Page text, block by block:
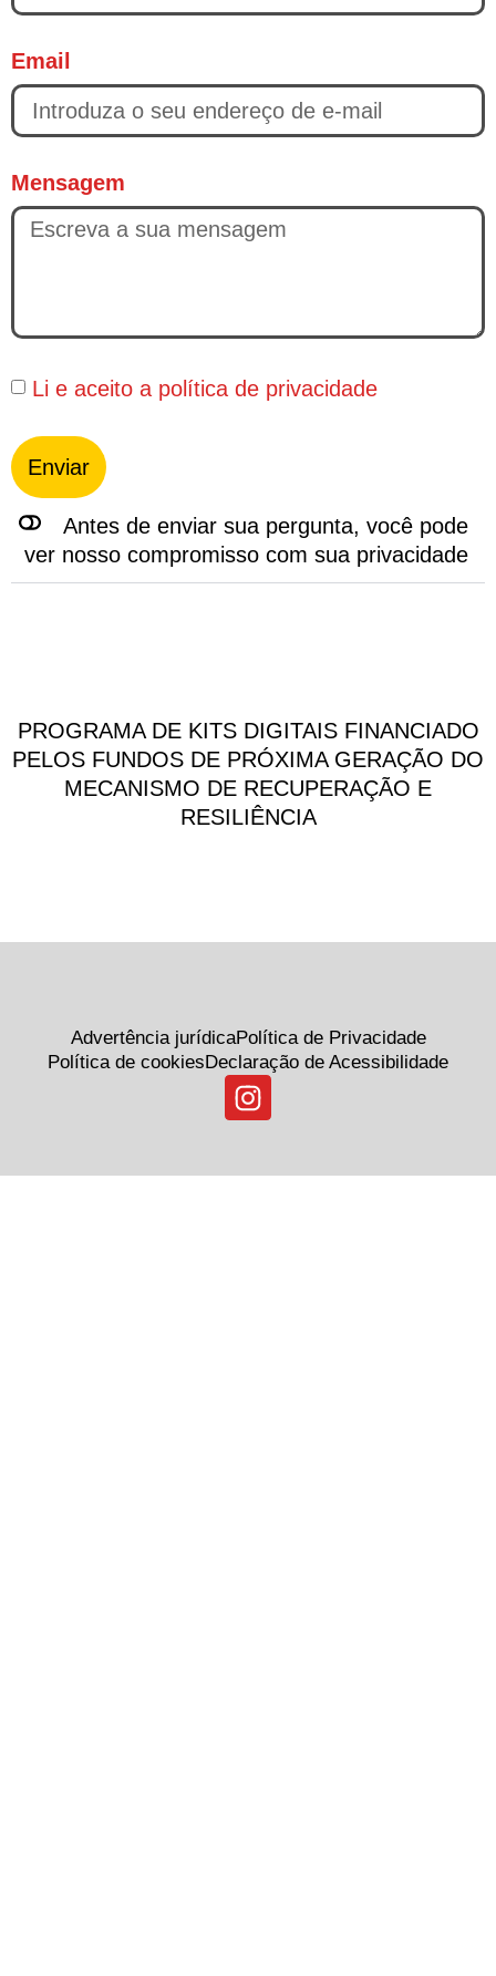
Email
Mensagem
Li e aceito a política de privacidade
Enviar
Antes de enviar sua pergunta, você pode
ver nosso compromisso com sua privacidade
PROGRAMA DE KITS DIGITAIS FINANCIADO
PELOS FUNDOS DE PRÓXIMA GERAÇÃO DO
MECANISMO DE RECUPERAÇÃO E
RESILIÊNCIA
Advertência jurídicaPolítica de Privacidade
Política de cookiesDeclaração de Acessibilidade